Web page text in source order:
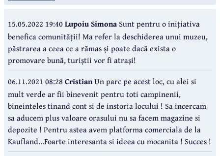
15.05.2022 19:40Lupoiu SimonaSunt pentru o inițiativa
benefica comunității! Ma refer la deschiderea unui muzeu,
păstrarea a ceea ce a rămas și poate dacă exista o
promovare bună, turiștii vor fi atrași!
06.11.2021 08:28 CristianUn parc pe acest loc, cu alei si
mult verde ar fii binevenit pentru toti campinenii,
bineinteles tinand cont si de instoria locului ! Sa incercam
sa aducem plus valoare orasului nu sa facem magazine si
depozite ! Pentru astea avem platforma comerciala de la
Kaufland...Foarte interesanta si ideea cu mocanita ! Succes !